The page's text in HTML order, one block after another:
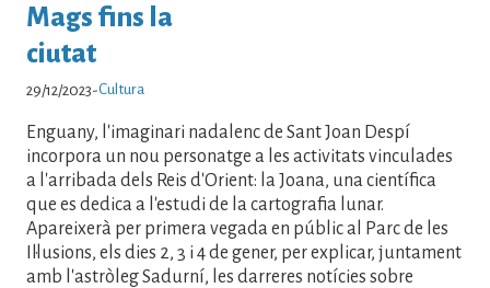
Mags fins la
ciutat
29/12/2023-Cultura
Enguany, l'imaginari nadalenc de Sant Joan Despí
incorpora un nou personatge a les activitats vinculades
a l'arribada dels Reis d'Orient: la Joana, una científica
que es dedica a l'estudi de la cartografia lunar.
Apareixerà per primera vegada en públic al Parc de les
Il·lusions, els dies 2, 3 i 4 de gener, per explicar, juntament
amb l'astròleg Sadurní, les darreres notícies sobre